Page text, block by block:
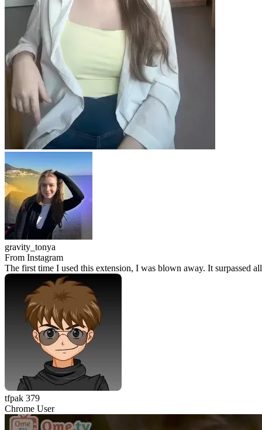
gravity_tonya
From Instagram
The first time I used this extension, I was blown away. It surpassed
tfpak 379
Chrome User